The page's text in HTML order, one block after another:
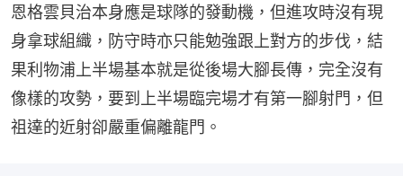
恩格雲貝治本身應是球隊的發動機，但進攻時沒有現
身拿球組織，防守時亦只能勉強跟上對方的步伐，結
果利物浦上半場基本就是從後場大腳長傳，完全沒有
像樣的攻勢，要到上半場臨完場才有第一腳射門，但
祖達的近射卻嚴重偏離龍門。